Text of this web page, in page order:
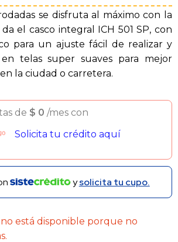
se disfruta al máximo con la
el casco integral ICH 501 SP, con
para un ajuste fácil de realizar y
telas super suaves para mejor
la ciudad o carretera.
de $ 0 /mes con
Solicita tu crédito aquí
ysolicita tu cupo.
está disponible porque no